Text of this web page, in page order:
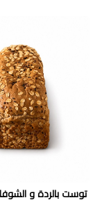
توست بالردة و